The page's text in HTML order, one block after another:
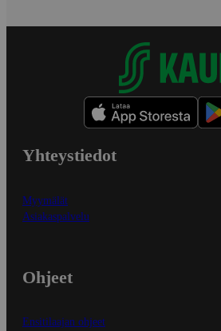
Yhteystiedot
Myymälät
Asiakaspalvelu
Ohjeet
Ensitilaajan ohjeet